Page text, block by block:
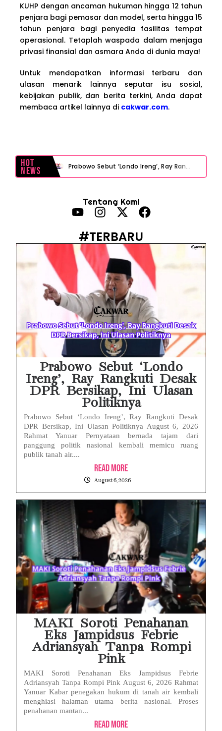
KUHP dengan ancaman hukuman hingga 12 tahun
penjara bagi pemasar dan model, serta hingga 15
tahun penjara bagi penyedia fasilitas tempat
operasional. Tetaplah waspada dalam menjaga
privasi finansial dan asmara Anda di dunia maya!
Untuk mendapatkan informasi terbaru dan
ulasan menarik lainnya seputar isu sosial,
kebijakan publik, dan berita terkini, Anda dapat
membaca artikel lainnya di cakwar.com.
Hot
News Prabowo Sebut ‘Londo Ireng’, Ray Rangkuti Desak DPR Bersikap, Ini Ulasan Politiknya
Baterai Apple Watch Cepat Boros? Ini Penyebab dan Cara Mengatasinya
HP Huawei Cepat Panas? Ini Penyebab Utama dan Cara Mengatasinya
HP Realme Kena Air Tidak Bisa Dicas? Jangan Langsung Charge, Ini Solusinya
Eks Jampidsus Febrie Adriansyah Tersangka Korupsi Asabri Tapi Masih Terima Gaji: Mengapa Begitu?
Tentang Kami
#TERBARU
Prabowo Sebut ‘Londo
Ireng’, Ray Rangkuti Desak
DPR Bersikap, Ini Ulasan
Politiknya
Prabowo Sebut ‘Londo Ireng’, Ray Rangkuti Desak
DPR Bersikap, Ini Ulasan Politiknya August 6, 2026
Rahmat Yanuar Pernyataan bernada tajam dari
panggung politik nasional kembali memicu ruang
publik tanah air....
Read More
August 6, 2026
MAKI Soroti Penahanan
Eks Jampidsus Febrie
Adriansyah Tanpa Rompi
Pink
MAKI Soroti Penahanan Eks Jampidsus Febrie
Adriansyah Tanpa Rompi Pink August 6, 2026 Rahmat
Yanuar Kabar penegakan hukum di tanah air kembali
menghiasi halaman utama berita nasional. Proses
penahanan mantan...
Read More